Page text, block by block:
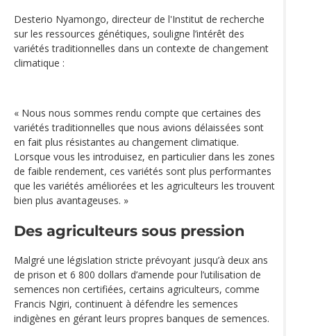
Desterio Nyamongo, directeur de l'Institut de recherche
sur les ressources génétiques, souligne l’intérêt des
variétés traditionnelles dans un contexte de changement
climatique :
« Nous nous sommes rendu compte que certaines des
variétés traditionnelles que nous avions délaissées sont
en fait plus résistantes au changement climatique.
Lorsque vous les introduisez, en particulier dans les zones
de faible rendement, ces variétés sont plus performantes
que les variétés améliorées et les agriculteurs les trouvent
bien plus avantageuses. »
Des agriculteurs sous pression
Malgré une législation stricte prévoyant jusqu’à deux ans
de prison et 6 800 dollars d’amende pour l’utilisation de
semences non certifiées, certains agriculteurs, comme
Francis Ngiri, continuent à défendre les semences
indigènes en gérant leurs propres banques de semences.